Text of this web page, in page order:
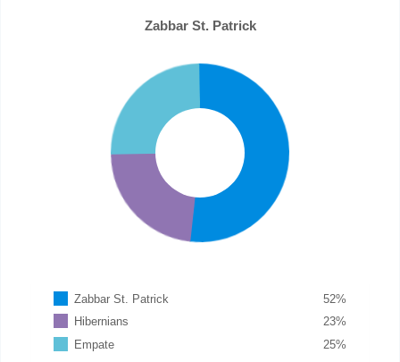
Zabbar St. Patrick
Zabbar St. Patrick %
52
Hibernians
%
23
Empate
%
25